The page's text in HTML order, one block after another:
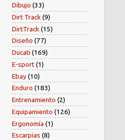
Dibujo (33)
Dirt Track (9)
DirtTrack (15)
Diseño (77)
Ducati (169)
E-sport(1)
Ebay(10)
Enduro (183)
Entrenamiento (2)
Equipamiento (126)
Ergonomía (1)
Escarpias (8)